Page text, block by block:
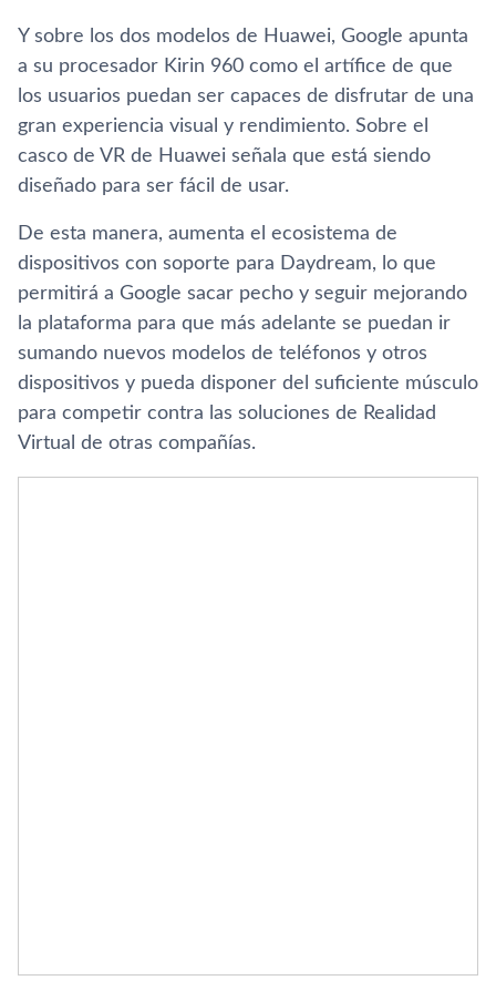
Y sobre los dos modelos de Huawei, Google apunta
a su procesador Kirin 960 como el artí­fice de que
los usuarios puedan ser capaces de disfrutar de una
gran experiencia visual y rendimiento. Sobre el
casco de VR de Huawei señala que está siendo
diseñado para ser fácil de usar.
De esta manera, aumenta el ecosistema de
dispositivos con soporte para Daydream, lo que
permitirá a Google sacar pecho y seguir mejorando
la plataforma para que más adelante se puedan ir
sumando nuevos modelos de teléfonos y otros
dispositivos y pueda disponer del suficiente músculo
para competir contra las soluciones de Realidad
Virtual de otras compañí­as.